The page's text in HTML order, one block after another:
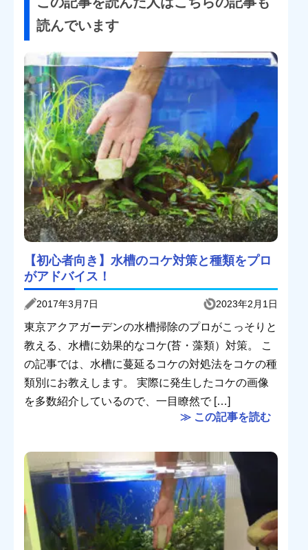
読んでいます
【初心者向き】水槽のコケ対策と種類をプロ
がアドバイス！
2017年3月7日 2023年2月1日
東京アクアガーデンの水槽掃除のプロがこっそりと
教える、水槽に効果的なコケ(苔・藻類）対策。 こ
の記事では、水槽に蔓延るコケの対処法をコケの種
類別にお教えします。 実際に発生したコケの画像
を多数紹介しているので、一目瞭然で […]
≫ この記事を読む